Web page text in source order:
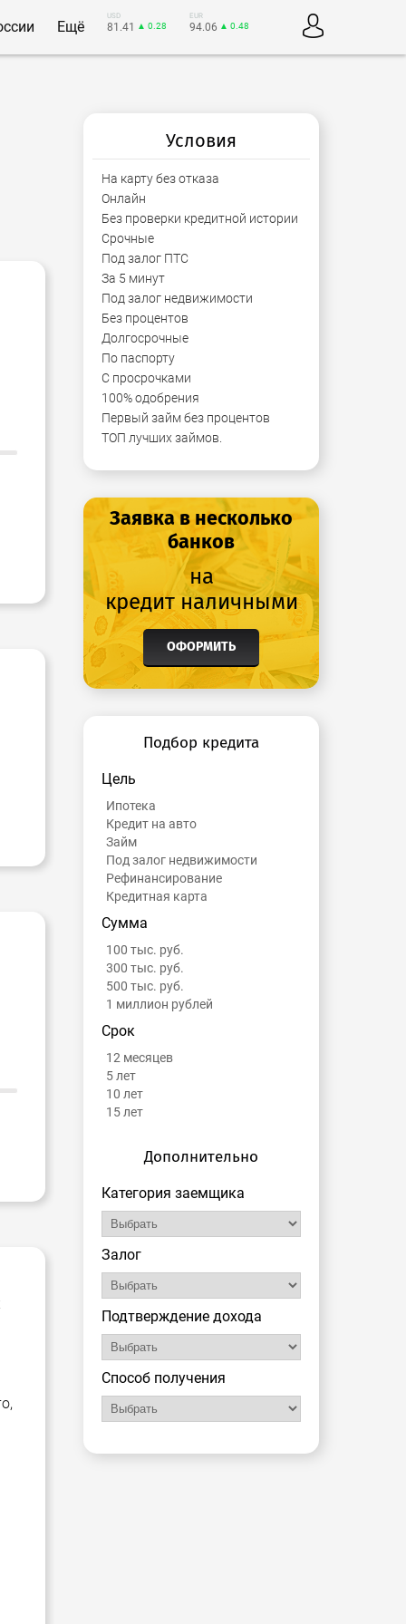
Ещё
USD
81.41 ▲ 0.28
EUR
94.06 ▲ 0.48
Условия
На карту без отказа
Онлайн
Без проверки кредитной истории
Срочные
Под залог ПТС
За 5 минут
Под залог недвижимости
Без процентов
Долгосрочные
По паспорту
С просрочками
100% одобрения
Первый займ без процентов
ТОП лучших займов.
Заявка в несколько
банков
на
кредит наличными
ОФОРМИТЬ
Подбор кредита
Цель
Ипотека
Кредит на авто
Займ
Под залог недвижимости
Рефинансирование
Кредитная карта
Сумма
100 тыс. руб.
300 тыс. руб.
500 тыс. руб.
1 миллион рублей
Срок
12 месяцев
5 лет
10 лет
15 лет
Дополнительно
Категория заемщика
Залог
Подтверждение дохода
Способ получения